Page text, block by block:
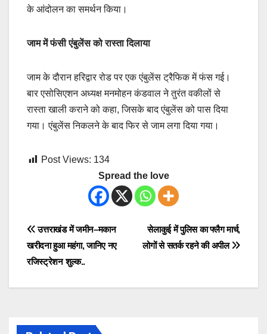
के आंदोलन का समर्थन किया।
जाम में फंसी एंबुलेंस को रास्ता दिलाया
जाम के दौरान हरिद्वार रोड पर एक एंबुलेंस ट्रैफिक में फंस गई।
बार एसोसिएशन अध्यक्ष मनमोहन कंडवाल ने तुरंत वकीलों से
रास्ता खाली कराने को कहा, जिसके बाद एंबुलेंस को पास दिया
गया। एंबुलेंस निकलने के बाद फिर से जाम लगा दिया गया।
Post Views: 134
Spread the love
Post
navigation
सेलाकुई में पुलिस का फ्लैग मार्च,
लोगों से सतर्क रहने की अपील
उत्तराखंड में जमीन–मकान
खरीदना हुआ महंगा, जानिए नए
रजिस्ट्रेशन शुल्क..